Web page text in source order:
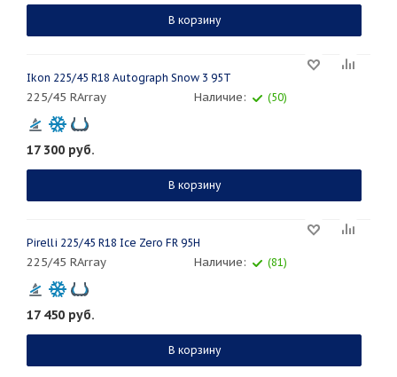
В корзину
Ikon 225/45 R18 Autograph Snow 3 95T
225/45 RArray Наличие: (50)
17 300 руб.
В корзину
Pirelli 225/45 R18 Ice Zero FR 95H
225/45 RArray Наличие: (81)
17 450 руб.
В корзину